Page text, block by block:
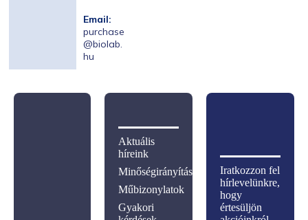
Email:
purchase
@biolab.
hu
Iratkozzon fel
hírlevelünkre,
hogy
értesüljön
Aktuális
híreink
Minőségirányítás
Műbizonylatok
Gyakori